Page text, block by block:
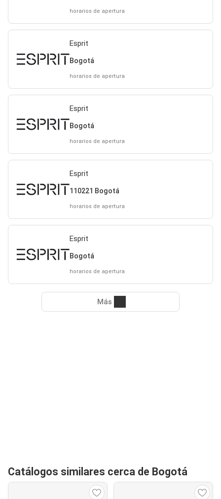
horarios de apertura
Esprit
Bogotá
horarios de apertura
Esprit
Bogotá
horarios de apertura
Esprit
110221 Bogotá
horarios de apertura
Esprit
Bogotá
horarios de apertura
Más
Catálogos similares cerca de Bogotá